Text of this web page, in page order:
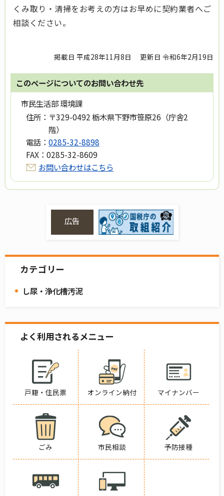
くみ取り・清掃をお考えの方はお早めに契約業者へご
相談ください。
掲載日 平成28年11月8日 更新日 令和6年2月19日
このページについてのお問い合わせ先
市民生活部 環境課
住所： 〒329-0492 栃木県下野市笹原26（庁舎2
階）
電話： 0285-32-8898
FAX： 0285-32-8609
お問い合わせはこちら
広告
カテゴリー
し尿・浄化槽汚泥
よく利用されるメニュー
戸籍・住民票 オンライン納付 マイナンバー
ごみ 市民相談 予防接種